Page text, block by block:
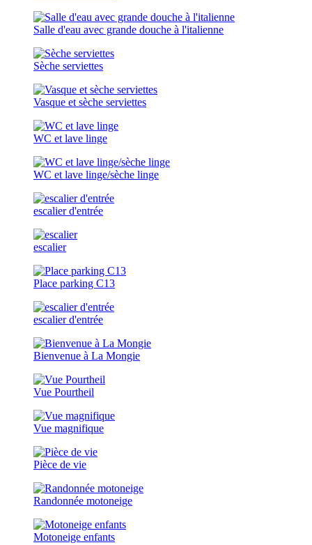
Salle d'eau avec grande douche à l'italienne
Sèche serviettes
Vasque et sèche serviettes
WC et lave linge
WC et lave linge/sèche linge
escalier d'entrée
escalier
Place parking C13
escalier d'entrée
Bienvenue à La Mongie
Vue Pourtheil
Vue magnifique
Pièce de vie
Randonnée motoneige
Motoneige enfants